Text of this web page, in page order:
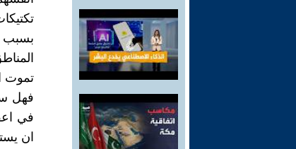
بسبب
تموت
فهل
في
ان